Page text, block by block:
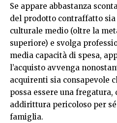
Se appare abbastanza
del prodotto contraffatto
culturale medio (oltre la
superiore) e svolga
media capacità di spesa,
l’acquisto avvenga
acquirenti sia consapevole
possa essere una fregatura,
addirittura pericoloso per
famiglia.